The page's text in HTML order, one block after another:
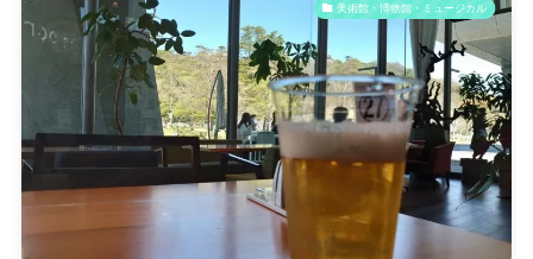
美術館・博物館・ミュージカル